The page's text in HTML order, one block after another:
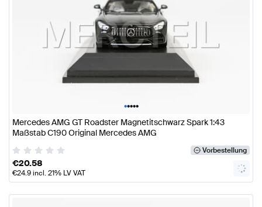
•••••
Mercedes AMG GT Roadster Magnetitschwarz Spark 1:43
Maßstab C190 Original Mercedes AMG
Vorbestellung
€20.58
€24.9incl. 21% LV VAT